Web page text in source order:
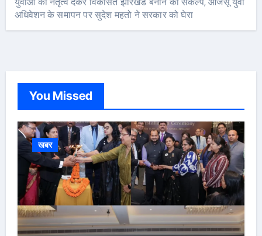
अधिवेशन के समापन पर सुदेश महतो ने सरकार को घेरा
You Missed
खबर